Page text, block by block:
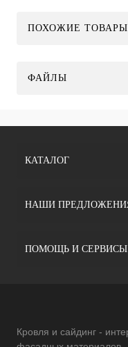
ПОХОЖИЕ ТОВАРЫ
ФАЙЛЫ
КАТАЛОГ
НАШИ
ПОМОЩЬ И СЕРВИСЫ
Кровля и сайдинг -